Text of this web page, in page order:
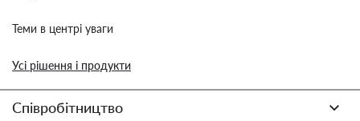
Теми в центрі уваги
Усі рішення і продукти
Співробітництво